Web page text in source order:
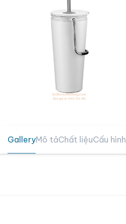
GalleryMô tảChất liệuCấu hình